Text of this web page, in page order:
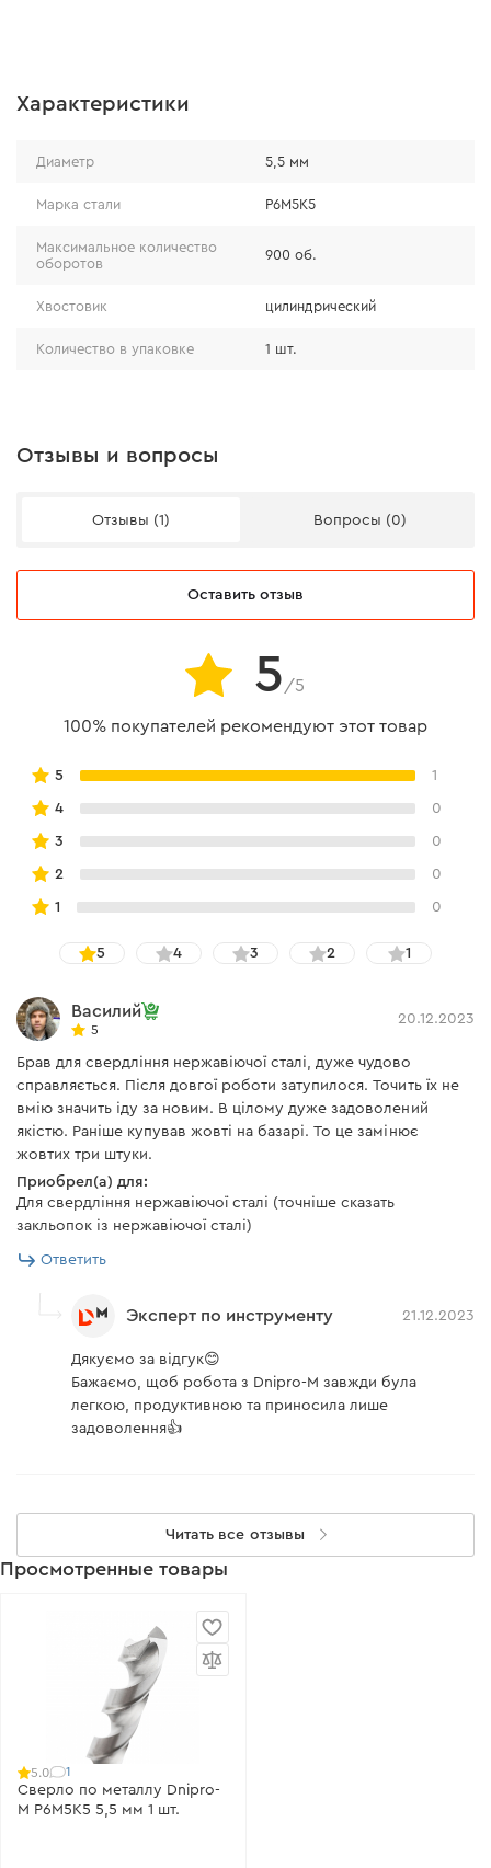
Характеристики
Диаметр 5,5 мм
Марка стали P6M5K5
Максимальное количество
оборотов
900 об.
Хвостовик цилиндрический
Количество в упаковке 1 шт.
Отзывы и вопросы
Отзывы (1) Вопросы (0)
Оставить отзыв
5 /5
100% покупателей рекомендуют этот товар
5 1
4 0
3 0
2 0
1 0
5 4 3 2 1
Василий
5
20.12.2023
Брав для свердління нержавіючої сталі, дуже чудово
справляється. Після довгої роботи затупилося. Точить їх не
вмію значить іду за новим. В цілому дуже задоволений
якістю. Раніше купував жовті на базарі. То це замінює
жовтих три штуки.
Приобрел(а) для:
Для свердління нержавіючої сталі (точніше сказать
закльопок із нержавіючої сталі)
Ответить
Эксперт по инструменту 21.12.2023
Дякуємо за відгук😊
Бажаємо, щоб робота з Dnipro-M завжди була
легкою, продуктивною та приносила лише
задоволення👍
Читать все отзывы
Просмотренные товары
5.0 1
Сверло по металлу Dnipro-
M P6M5K5 5,5 мм 1 шт.